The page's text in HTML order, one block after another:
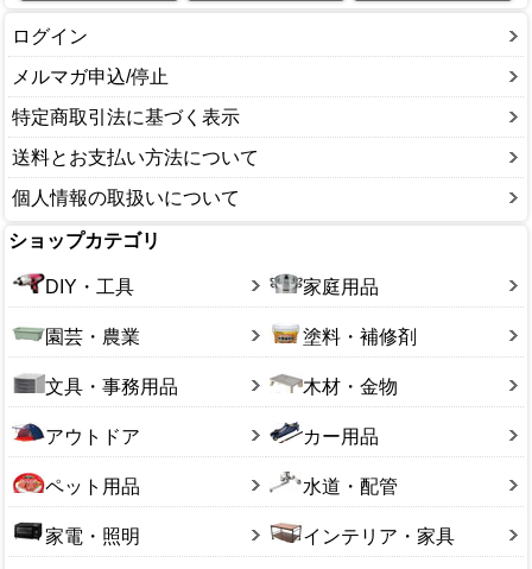
ログイン
メルマガ申込/停止
特定商取引法に基づく表示
送料とお支払い方法について
個人情報の取扱いについて
ショップカテゴリ
DIY・工具 家庭用品
園芸・農業 塗料・補修剤
文具・事務用品 木材・金物
アウトドア カー用品
ペット用品 水道・配管
家電・照明 インテリア・家具